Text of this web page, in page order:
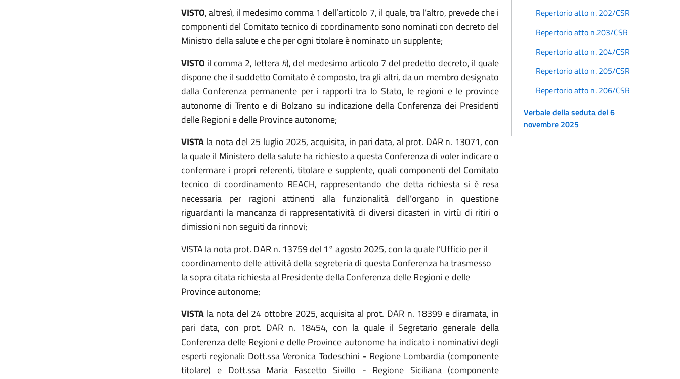
VISTO, altresì, il medesimo comma 1 dell’articolo 7, il quale, tra l’altro, prevede che i
componenti del Comitato tecnico di coordinamento sono nominati con decreto del
Ministro della salute e che per ogni titolare è nominato un supplente;
VISTO il comma 2, lettera h), del medesimo articolo 7 del predetto decreto, il quale
dispone che il suddetto Comitato è composto, tra gli altri, da un membro designato
dalla Conferenza permanente per i rapporti tra lo Stato, le regioni e le province
autonome di Trento e di Bolzano su indicazione della Conferenza dei Presidenti
delle Regioni e delle Province autonome;
VISTA la nota del 25 luglio 2025,acquisita, in pari data, al prot. DAR n. 13071, con
la quale il Ministero della saluteha richiesto a questa Conferenza di voler indicare o
confermare i propri referenti, titolare e supplente, quali componenti del Comitato
tecnico di coordinamento REACH, rappresentando che detta richiesta si è resa
necessaria per ragioni attinenti alla funzionalità dell’organo in questione
riguardanti la mancanza di rappresentatività di diversi dicasteri in virtù di ritiri o
dimissioni non seguiti da rinnovi;
VISTA lanota prot. DAR n. 13759 del 1° agosto 2025, con la quale l’Ufficio per il
coordinamento delle attività della segreteria di questa Conferenza ha trasmesso
la sopra citata richiesta al Presidente della Conferenza delle Regioni e delle
Province autonome;
VISTA la nota del 24 ottobre 2025, acquisita al prot. DAR n. 18399 e diramata, in
pari data, con prot. DAR n. 18454, con la quale il Segretario generale della
Conferenza delle Regioni e delle Province autonome ha indicato i nominativi degli
esperti regionali: Dott.ssaVeronica Todeschini -Regione Lombardia (componente
titolare) e Dott.ssa Maria Fascetto Sivillo - Regione Siciliana (componente
Repertorio atto n. 202/CSR
Repertorio atto n.203/CSR
Repertorio atto n. 204/CSR
Repertorio atto n. 205/CSR
Repertorio atto n. 206/CSR
Verbale della seduta del 6
novembre 2025